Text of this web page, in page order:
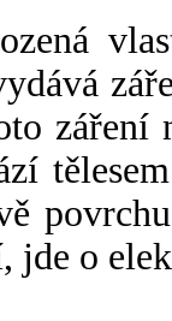
záření
jde o